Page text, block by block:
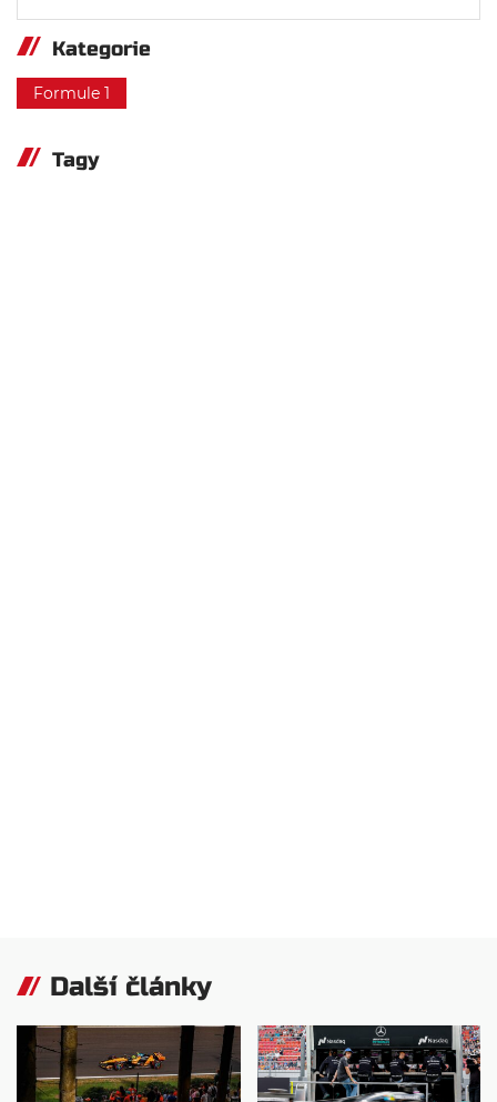
Kategorie
Formule 1
Tagy
Další články